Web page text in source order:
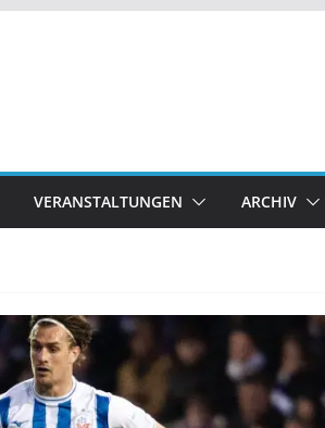
VERANSTALTUNGEN ARCHIV